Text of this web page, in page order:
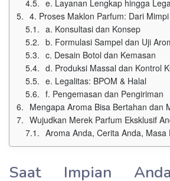
e. Layanan Lengkap hingga
4. Proses Maklon Parfum: Dari
a. Konsultasi dan Konsep
b. Formulasi Sampel dan Uji
c. Desain Botol dan Kemasan
d. Produksi Massal dan Kontrol
e. Legalitas: BPOM & Halal
f. Pengemasan dan Pengiriman
Mengapa Aroma Bisa Bertahan dan
Wujudkan Merek Parfum Eksklusif
Aroma Anda, Cerita Anda, Masa
Saat Impian